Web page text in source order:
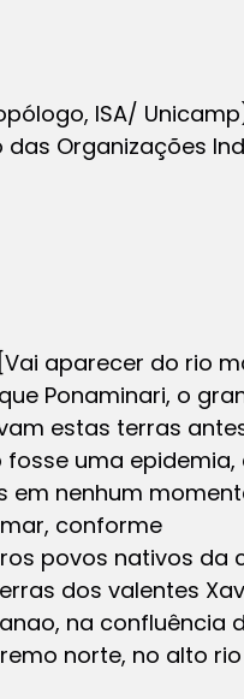
ISA/
das Organizações
[Vai aparecer do rio
Ponaminari, o
estas terras
uma epidemia,
em nenhum
conforme
povos nativos da
dos valentes
na confluência
norte, no alto